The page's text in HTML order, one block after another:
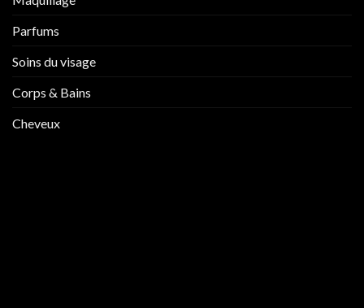
Parfums
Soins du visage
Corps & Bains
Cheveux